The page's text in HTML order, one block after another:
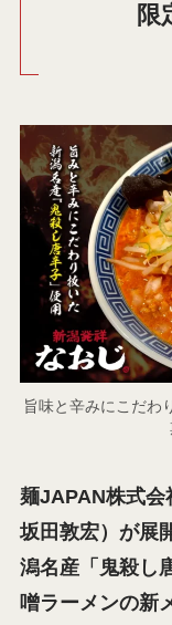
限
旨味と辛みにこだわ
麺JAPAN株式会
坂田敦宏）が展
潟名産「鬼殺し
噌ラーメンの新